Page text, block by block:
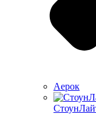
Аерок